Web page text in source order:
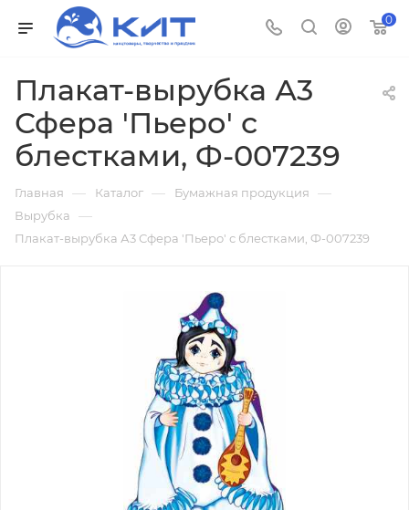
0
Плакат-вырубка А3
Сфера 'Пьеро' с
блестками, Ф-007239
Главная — Каталог — Бумажная продукция —
Вырубка —
Плакат-вырубка А3 Сфера 'Пьеро' с блестками, Ф-007239